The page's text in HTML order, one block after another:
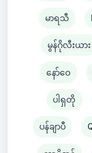
မာရသီ
မွန်ဂိုလီးယား
နော်ဝေ
ပါရှတို
ပန်ချာပီ